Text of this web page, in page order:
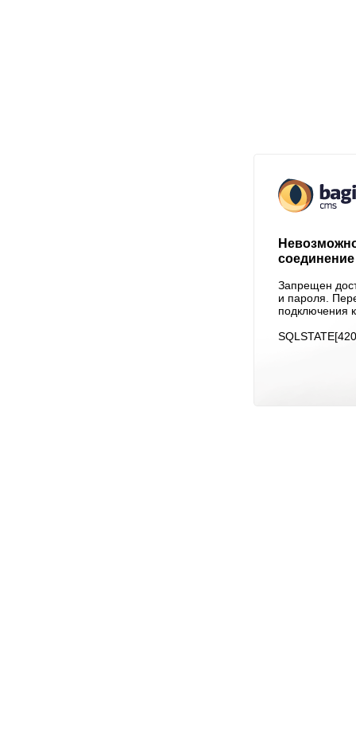
Запрещен
и пароля.
подключения